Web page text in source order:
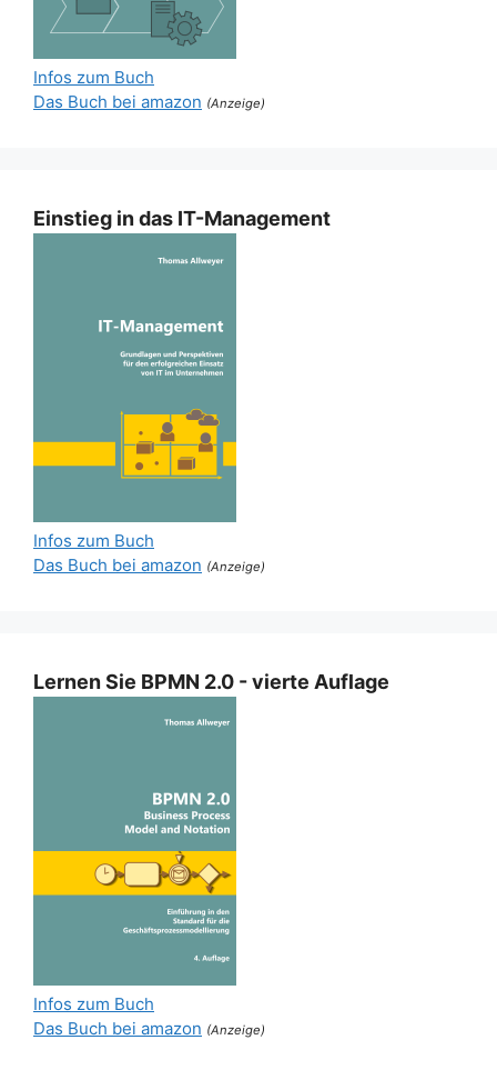
Infos zum Buch
Das Buch bei amazon (Anzeige)
Einstieg in das IT-Management
Infos zum Buch
Das Buch bei amazon (Anzeige)
Lernen Sie BPMN 2.0 - vierte Auflage
Infos zum Buch
Das Buch bei amazon (Anzeige)